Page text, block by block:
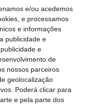
e/ou acedemos
e processamos
e informações
publicidade e
e
de
nossos parceiros
geolocalização
Poderá clicar para
e pela parte dos
para fazer face
passar um
para que
queixa.